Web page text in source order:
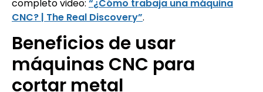
completo video: “¿Cómo trabaja una máquina
CNC? | The Real Discovery”.
Beneficios de usar
máquinas CNC para
cortar metal